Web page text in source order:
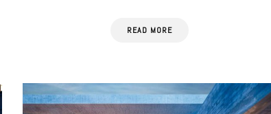
READ MORE